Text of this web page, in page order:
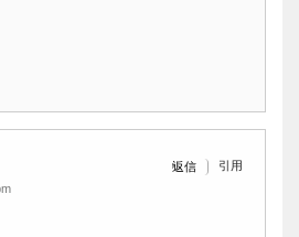
返信 引用